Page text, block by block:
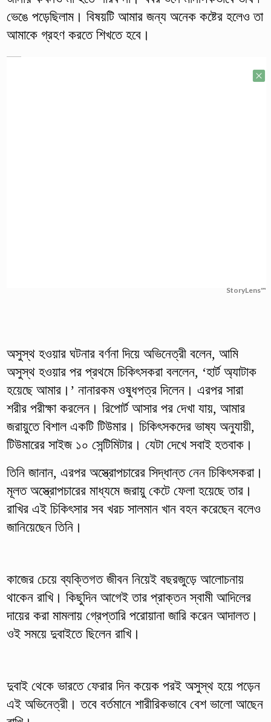
ভেঙে পড়েছিলাম। বিষয়টি আমার জন্য অনেক কষ্টের হলেও তা
আমাকে গ্রহণ করতে শিখতে হবে।
StoryLens™
অসুস্থ হওয়ার ঘটনার বর্ণনা দিয়ে অভিনেত্রী বলেন, আমি
অসুস্থ হওয়ার পর প্রথমে চিকিৎসকরা বললেন, ‘হার্ট অ্যাটাক
হয়েছে আমার।’ নানারকম ওষুধপত্র দিলেন। এরপর সারা
শরীর পরীক্ষা করলেন। রিপোর্ট আসার পর দেখা যায়, আমার
জরায়ুতে বিশাল একটি টিউমার। চিকিৎসকদের ভাষ্য অনুযায়ী,
টিউমারের সাইজ ১০ সেন্টিমিটার। যেটা দেখে সবাই হতবাক।
তিনি জানান, এরপর অস্ত্রোপচারের সিদ্ধান্ত নেন চিকিৎসকরা।
মূলত অস্ত্রোপচারের মাধ্যমে জরায়ু কেটে ফেলা হয়েছে তার।
রাখির এই চিকিৎসার সব খরচ সালমান খান বহন করেছেন বলেও
জানিয়েছেন তিনি।
কাজের চেয়ে ব্যক্তিগত জীবন নিয়েই বছরজুড়ে আলোচনায়
থাকেন রাখি। কিছুদিন আগেই তার প্রাক্তন স্বামী আদিলের
দায়ের করা মামলায় গ্রেপ্তারি পরোয়ানা জারি করেন আদালত।
ওই সময়ে দুবাইতে ছিলেন রাখি।
দুবাই থেকে ভারতে ফেরার দিন কয়েক পরই অসুস্থ হয়ে পড়েন
এই অভিনেত্রী। তবে বর্তমানে শারীরিকভাবে বেশ ভালো আছেন